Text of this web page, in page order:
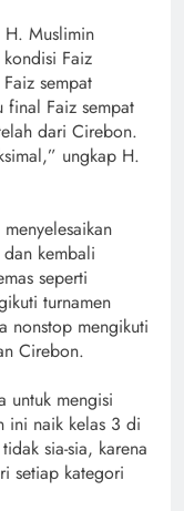
H. Muslimin
Faiz
sempat
final Faiz sempat
dari Cirebon.
ungkap H.
kembali
seperti
turnamen
nonstop mengikuti
Cirebon.
untuk mengisi
ini naik kelas 3 di
sia-sia, karena
setiap kategori